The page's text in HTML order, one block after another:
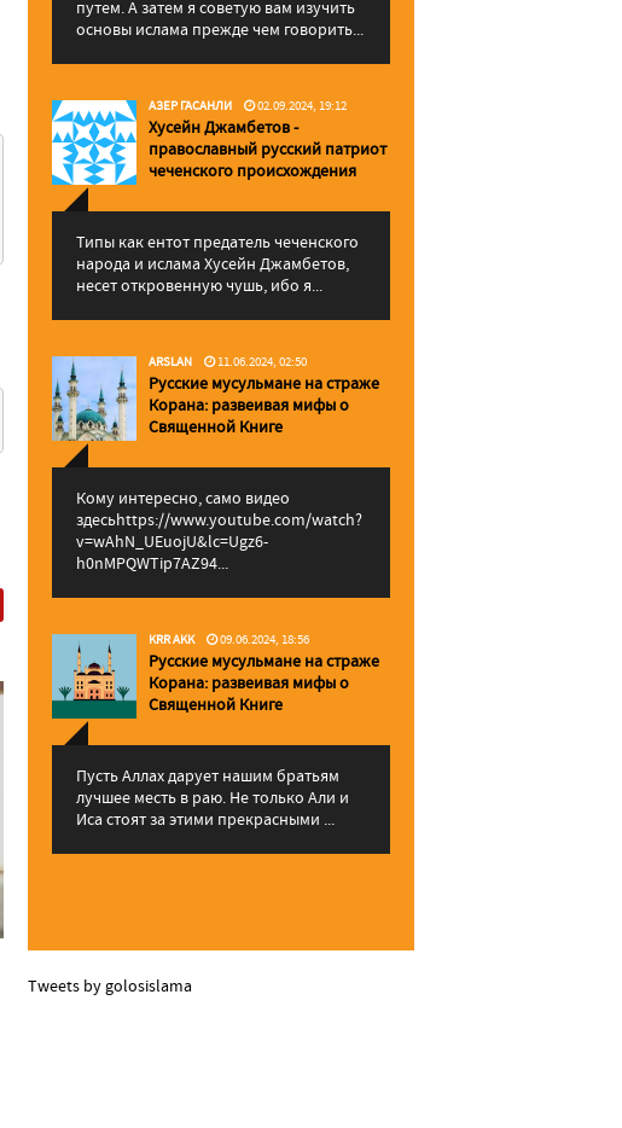
путем. А затем я советую вам изучить
основы ислама прежде чем говорить...
АЗЕР ГАСАНЛИ 02.09.2024, 19:12
Хусейн Джамбетов -
православный русский патриот
чеченского происхождения
Типы как ентот предатель чеченского
народа и ислама Хусейн Джамбетов,
несет откровенную чушь, ибо я...
ARSLAN 11.06.2024, 02:50
Русские мусульмане на страже
Корана: pазвеивая мифы о
Священной Книге
Кому интересно, само видео
здесьhttps://www.youtube.com/watch?
v=wAhN_UEuojU&lc=Ugz6-
h0nMPQWTip7AZ94...
KRR AKK 09.06.2024, 18:56
Русские мусульмане на страже
Корана: pазвеивая мифы о
Священной Книге
Пусть Аллах дарует нашим братьям
лучшее месть в раю. Не только Али и
Иса стоят за этими прекрасными ...
Tweets by golosislama